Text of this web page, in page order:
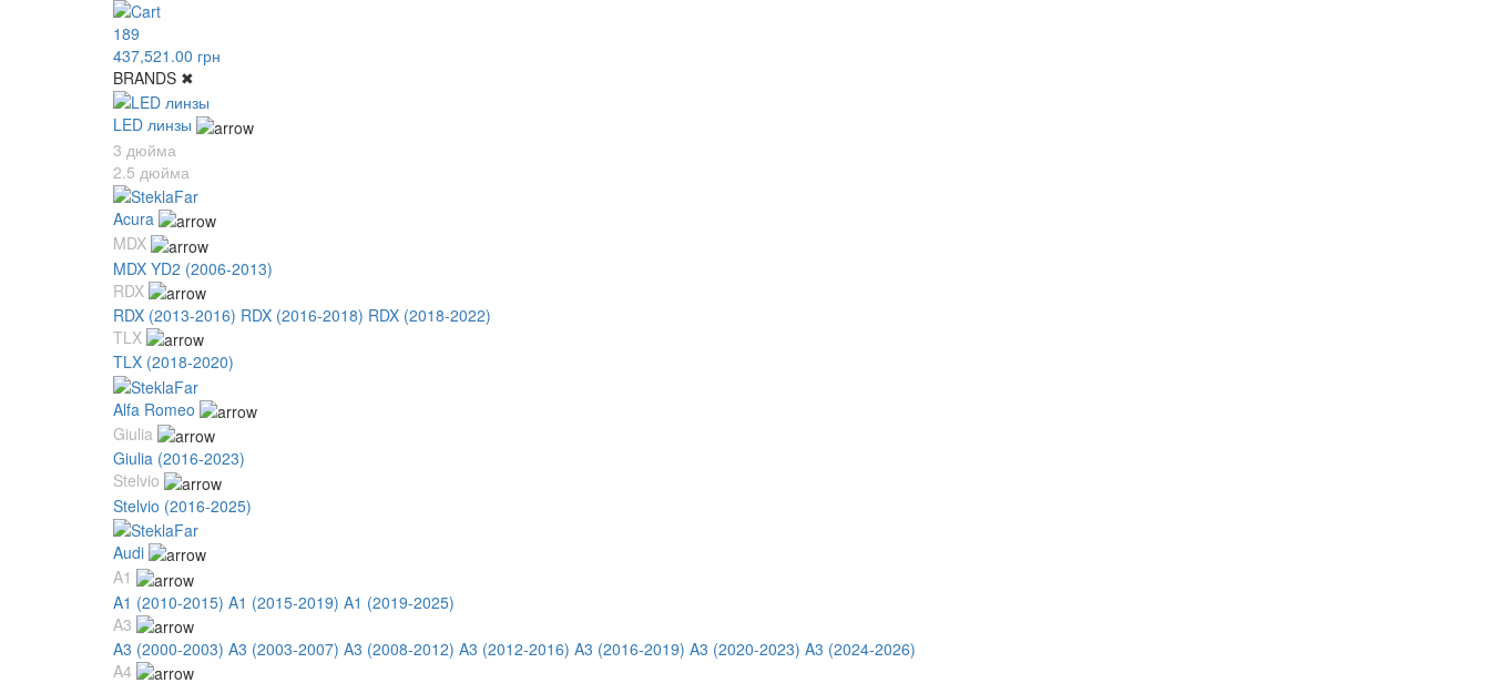
189
437,521.00 грн
BRANDS ✖
LED линзы
3 дюйма
2.5 дюйма
Acura
MDX
MDX YD2 (2006-2013)
RDX
RDX (2013-2016) RDX (2016-2018) RDX (2018-2022)
TLX
TLX (2018-2020)
Alfa Romeo
Giulia
Giulia (2016-2023)
Stelvio
Stelvio (2016-2025)
Audi
A1
A1 (2010-2015) A1 (2015-2019) A1 (2019-2025)
A3
A3 (2000-2003) A3 (2003-2007) A3 (2008-2012) A3 (2012-2016) A3 (2016-2019) A3 (2020-2023) A3 (2024-2026)
A4